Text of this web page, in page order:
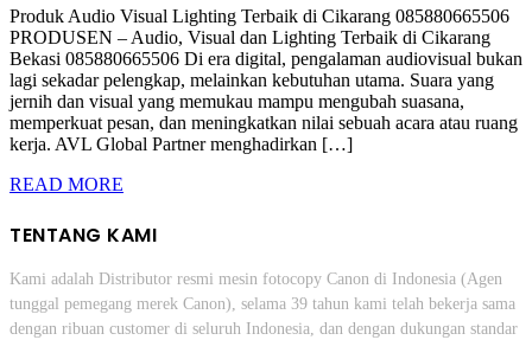
Produk Audio Visual Lighting Terbaik di Cikarang 085880665506
PRODUSEN – Audio, Visual dan Lighting Terbaik di Cikarang
Bekasi 085880665506 Di era digital, pengalaman audiovisual bukan
lagi sekadar pelengkap, melainkan kebutuhan utama. Suara yang
jernih dan visual yang memukau mampu mengubah suasana,
memperkuat pesan, dan meningkatkan nilai sebuah acara atau ruang
kerja. AVL Global Partner menghadirkan […]
READ MORE
TENTANG KAMI
Kami adalah Distributor resmi mesin fotocopy Canon di Indonesia (Agen
tunggal pemegang merek Canon), selama 39 tahun kami telah bekerja sama
dengan ribuan customer di seluruh Indonesia, dan dengan dukungan standar